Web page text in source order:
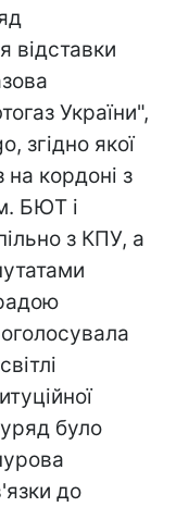
відставки
України",
згідно якої
на кордоні з
БЮТ і
з КПУ, а
було
до